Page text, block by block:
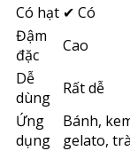
Có hạt ✔ Có
Đậm
đặc
Cao
Dễ
dùng
Rất dễ
Ứng
dụng
Bánh,
gelato,